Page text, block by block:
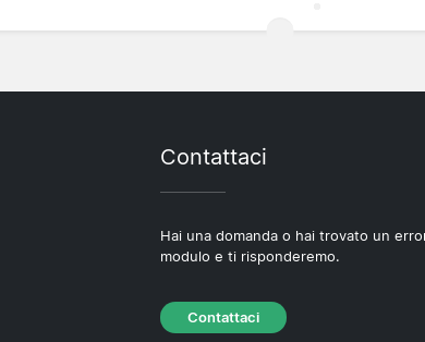
Contattaci
Hai una domanda o hai trovato un
modulo e ti risponderemo.
Contattaci